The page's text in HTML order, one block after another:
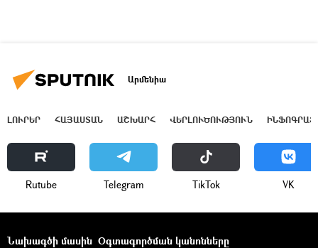
Արմենիա
ԼՈՒՐԵՐ ՀԱՅԱՍՏԱՆ ԱՇԽԱՐՀ ՎԵՐԼՈՒԾՈՒԹՅՈՒՆ
Rutube Telegram ТikТоk VK
Նախագծի մասին Օգտագործման կանոնները